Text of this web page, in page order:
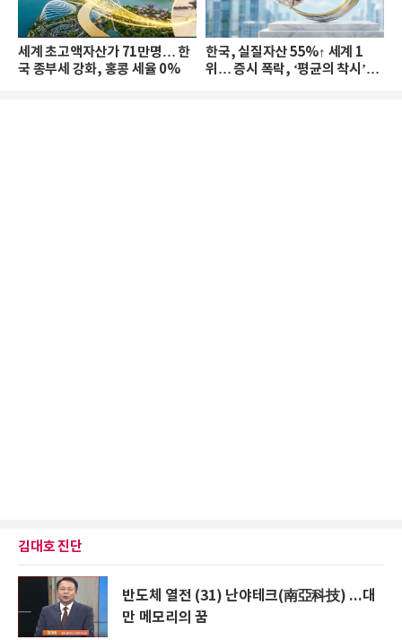
세계 초고액자산가 71만명… 한
국 종부세 강화, 홍콩 세율 0%
한국, 실질자산 55%↑ 세계 1
위… 증시 폭락, ‘평균의 착시’와
김대호 진단
반도체 열전 (31) 난야테크(南亞科技) ...대
만 메모리의 꿈